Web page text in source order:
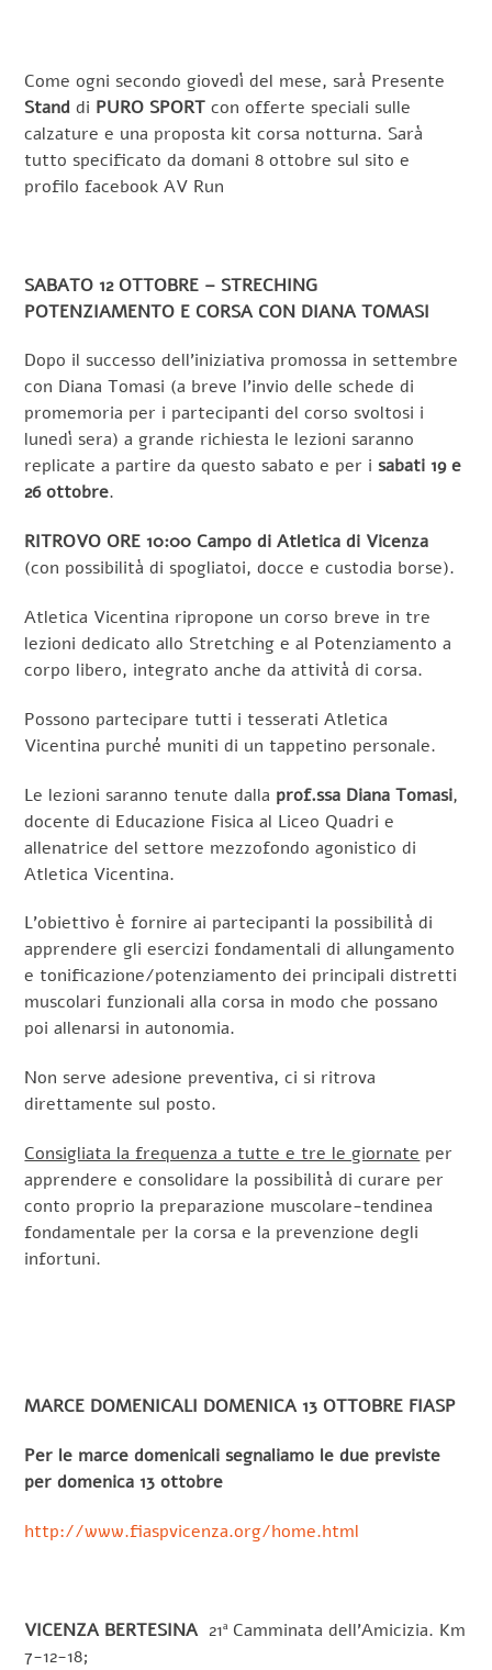
Come ogni secondo giovedì del mese, sarà Presente
Stand di PURO SPORT con offerte speciali sulle
calzature e una proposta kit corsa notturna. Sarà
tutto specificato da domani 8 ottobre sul sito e
profilo facebook AV Run
SABATO 12 OTTOBRE – STRECHING
POTENZIAMENTO E CORSA CON DIANA TOMASI
Dopo il successo dell’iniziativa promossa in settembre
con Diana Tomasi (a breve l’invio delle schede di
promemoria per i partecipanti del corso svoltosi i
lunedì sera) a grande richiesta le lezioni saranno
replicate a partire da questo sabato e per i sabati 19 e
26 ottobre.
RITROVO ORE 10:00 Campo di Atletica di Vicenza
(con possibilità di spogliatoi, docce e custodia borse).
Atletica Vicentina ripropone un corso breve in tre
lezioni dedicato allo Stretching e al Potenziamento a
corpo libero, integrato anche da attività di corsa.
Possono partecipare tutti i tesserati Atletica
Vicentina purché muniti di un tappetino personale.
Le lezioni saranno tenute dalla prof.ssa Diana Tomasi,
docente di Educazione Fisica al Liceo Quadri e
allenatrice del settore mezzofondo agonistico di
Atletica Vicentina.
L’obiettivo è fornire ai partecipanti la possibilità di
apprendere gli esercizi fondamentali di allungamento
e tonificazione/potenziamento dei principali distretti
muscolari funzionali alla corsa in modo che possano
poi allenarsi in autonomia.
Non serve adesione preventiva, ci si ritrova
direttamente sul posto.
Consigliata la frequenza a tutte e tre le giornate per
apprendere e consolidare la possibilità di curare per
conto proprio la preparazione muscolare-tendinea
fondamentale per la corsa e la prevenzione degli
infortuni.
MARCE DOMENICALI DOMENICA 13 OTTOBRE FIASP
Per le marce domenicali segnaliamo le due previste
per domenica 13 ottobre
http://www.fiaspvicenza.org/home.html
VICENZA BERTESINA 21ª Camminata dell’Amicizia. Km
7-12-18;